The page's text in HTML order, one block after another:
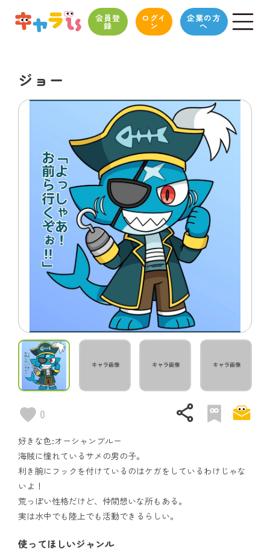
会員登
録
ログイ
ン
企業の方
へ
ジョー
0 share
好きな色:オーシャンブルー
海賊に憧れているサメの男の子。
利き腕にフックを付けているのはケガをしているわけじゃな
いよ！
荒っぽい性格だけど、仲間想いな所もある。
実は水中でも陸上でも活動できるらしい。
使ってほしいジャンル